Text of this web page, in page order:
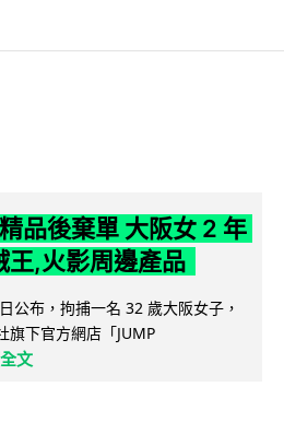
品後棄單 大阪女 2 年
王,火影周邊產品
公布，拘捕一名 32 歲大阪女子，
旗下官方網店「JUMP
文